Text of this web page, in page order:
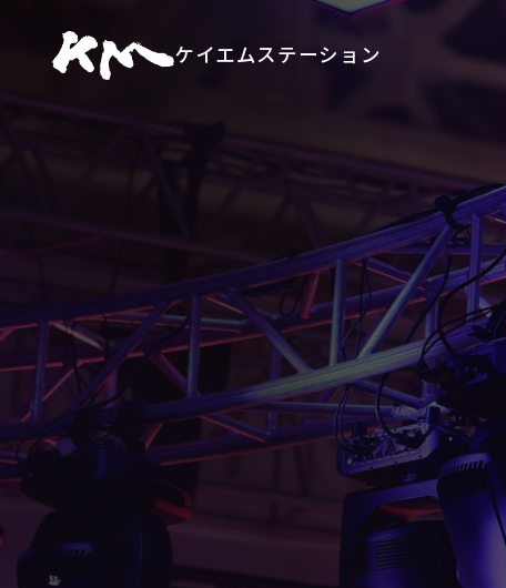
ケイエムステーション